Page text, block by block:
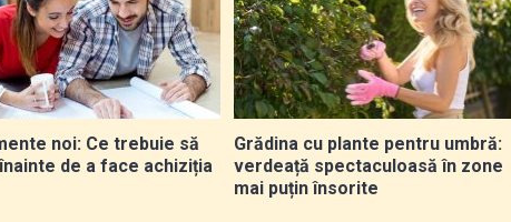
noi: Ce trebuie să
de a face achiziția
Grădina cu plante pentru umbră:
verdeață spectaculoasă în zone
mai puțin însorite